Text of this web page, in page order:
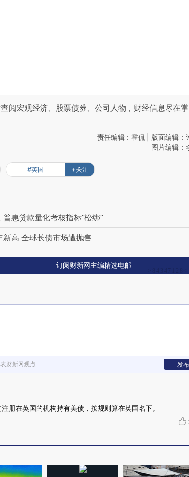
查阅宏观经济、股票债券、公司人物，财经信息尽在掌
责任编辑：霍侃 | 版面编辑：
图片编辑：
#英国 +关注
惠贷款量化考核指标“松绑”
高 全球长债市场遭抛售
订阅财新网主编精选电邮
财新网观点 发布
册在英国的机构持有美债，按规则算在英国名下。